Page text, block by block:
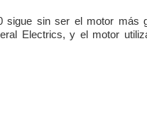
sigue sin ser el motor más
Electrics, y el motor